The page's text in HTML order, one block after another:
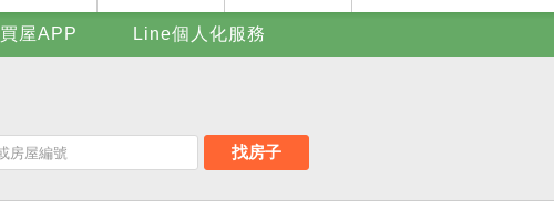
賣屋刊登
買屋APP Line個人化服務
找房子